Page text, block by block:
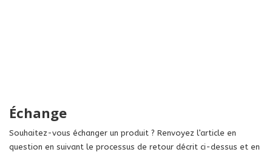
Échange
Souhaitez-vous échanger un produit ? Renvoyez l’article en
question en suivant le processus de retour décrit ci-dessus et en